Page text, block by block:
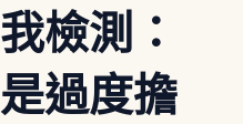
我檢測：
是過度擔